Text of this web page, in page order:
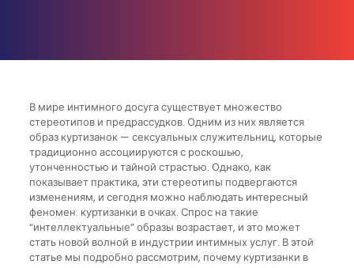
В мире интимного досуга существует множество
стереотипов и предрассудков. Одним из них является
образ куртизанок — сексуальных служительниц, которые
традиционно ассоциируются с роскошью,
утонченностью и тайной страстью. Однако, как
показывает практика, эти стереотипы подвергаются
изменениям, и сегодня можно наблюдать интересный
феномен: куртизанки в очках. Спрос на такие
“интеллектуальные” образы возрастает, и это может
стать новой волной в индустрии интимных услуг. В этой
статье мы подробно рассмотрим, почему куртизанки в